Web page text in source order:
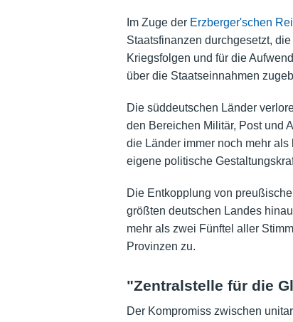
Im Zuge der Erzberger'schen
Staatsfinanzen durchgesetzt,
Kriegsfolgen und für die
über die Staatseinnahmen
Die süddeutschen Länder
den Bereichen Militär, Post und
die Länder immer noch mehr
eigene politische
Die Entkopplung von
größten deutschen Landes
mehr als zwei Fünftel aller
Provinzen zu.
"Zentralstelle für die
Der Kompromiss zwischen